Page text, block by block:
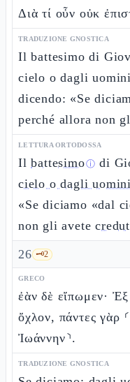
Διὰ τί οὖν οὐκ
TRADUZIONE GNOSTICA
Il battesimo di
cielo o dagli
dicendo: «Se
perché allora non
LETTURA ORTODOSSA
Ilbattesimoⓘ di
cielo o dagli uomini
«Se diciamo «dal
non gli avete
26 🗝️2
GRECO
ἐὰν δὲ εἴπωμεν·
ὄχλον, πάντες γὰρ
Ἰωάννην⸃.
TRADUZIONE GNOSTICA